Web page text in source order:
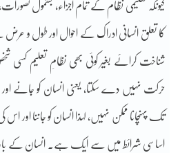
کیونکہ تعلیمی نظام کے تمام اجزاء، بشمول
کا تعلق انسانی ادراک کے احوال اور طول و
شناخت کرائے بغیر کوئی بھی نظامِ تعلیم
حرکت نہیں دے سکتا، یعنی انسان کو جانے
تک پہنچانا ممکن نہیں، لہذا انسان کو جاننا اور اس
اساسی شرائط میں سے ایک ہے۔ انسان کے بارے